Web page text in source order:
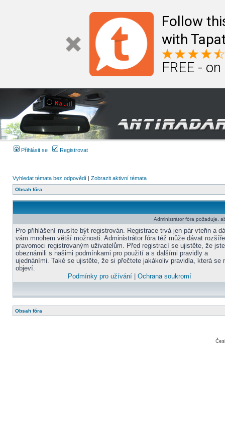
Follow
with
FREE -
Přihlásit se Registrovat
Vyhledat témata bez odpovědí | Zobrazit aktivní témata
Obsah fóra
Administrátor fóra požaduje,
Pro přihlášení musíte být registrován. Registrace trvá jen pár vteřin a
vám mnohem větší možnosti. Administrátor fóra též může dávat
pravomoci registrovaným uživatelům. Před registrací se ujistěte, že
obeznámili s našimi podmínkami pro použití a s dalšími pravidly a
ujednáními. Také se ujistěte, že si přečtete jakákoliv pravidla, která se
objeví.
Podmínky pro užívání| Ochrana soukromí
Obsah fóra